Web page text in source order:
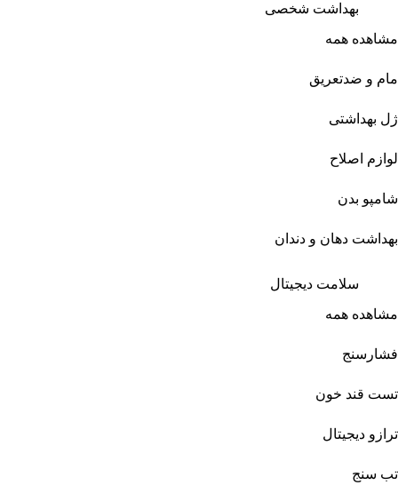
بهداشت شخصی
مشاهده همه
مام و ضدتعریق
ژل بهداشتی
لوازم اصلاح
شامپو بدن
بهداشت دهان و دندان
سلامت دیجیتال
مشاهده همه
فشارسنج
تست قند خون
ترازو دیجیتال
تب سنج